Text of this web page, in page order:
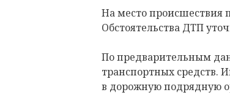
На место происшествия
Обстоятельства ДТП
По предварительным
транспортных средств.
в дорожную подрядную